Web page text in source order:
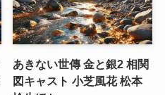
あきない世傳 金と銀2 相関
図キャスト 小芝風花 松本